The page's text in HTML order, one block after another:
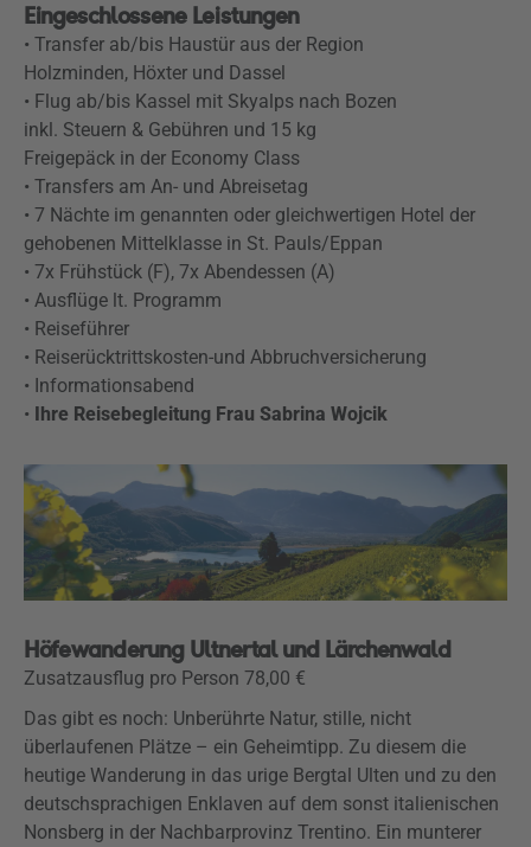
Eingeschlossene Leistungen
• Transfer ab/bis Haustür aus der Region
Holzminden, Höxter und Dassel
• Flug ab/bis Kassel mit Skyalps nach Bozen
inkl. Steuern & Gebühren und 15 kg
Freigepäck in der Economy Class
• Transfers am An- und Abreisetag
• 7 Nächte im genannten oder gleichwertigen Hotel der
gehobenen Mittelklasse in St. Pauls/Eppan
• 7x Frühstück (F), 7x Abendessen (A)
• Ausflüge lt. Programm
• Reiseführer
• Reiserücktrittskosten-und Abbruchversicherung
• Informationsabend
•
Ihre Reisebegleitung Frau Sabrina Wojcik
Höfewanderung Ultnertal und Lärchenwald
Zusatzausflug pro Person 78,00 €
Das gibt es noch: Unberührte Natur, stille, nicht
überlaufenen Plätze – ein Geheimtipp. Zu diesem die
heutige Wanderung in das urige Bergtal Ulten und zu den
deutschsprachigen Enklaven auf dem sonst italienischen
Nonsberg in der Nachbarprovinz Trentino. Ein munterer